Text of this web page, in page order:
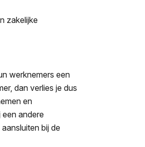
zakelijke
werknemers een
dan verlies je dus
en
andere
bij de